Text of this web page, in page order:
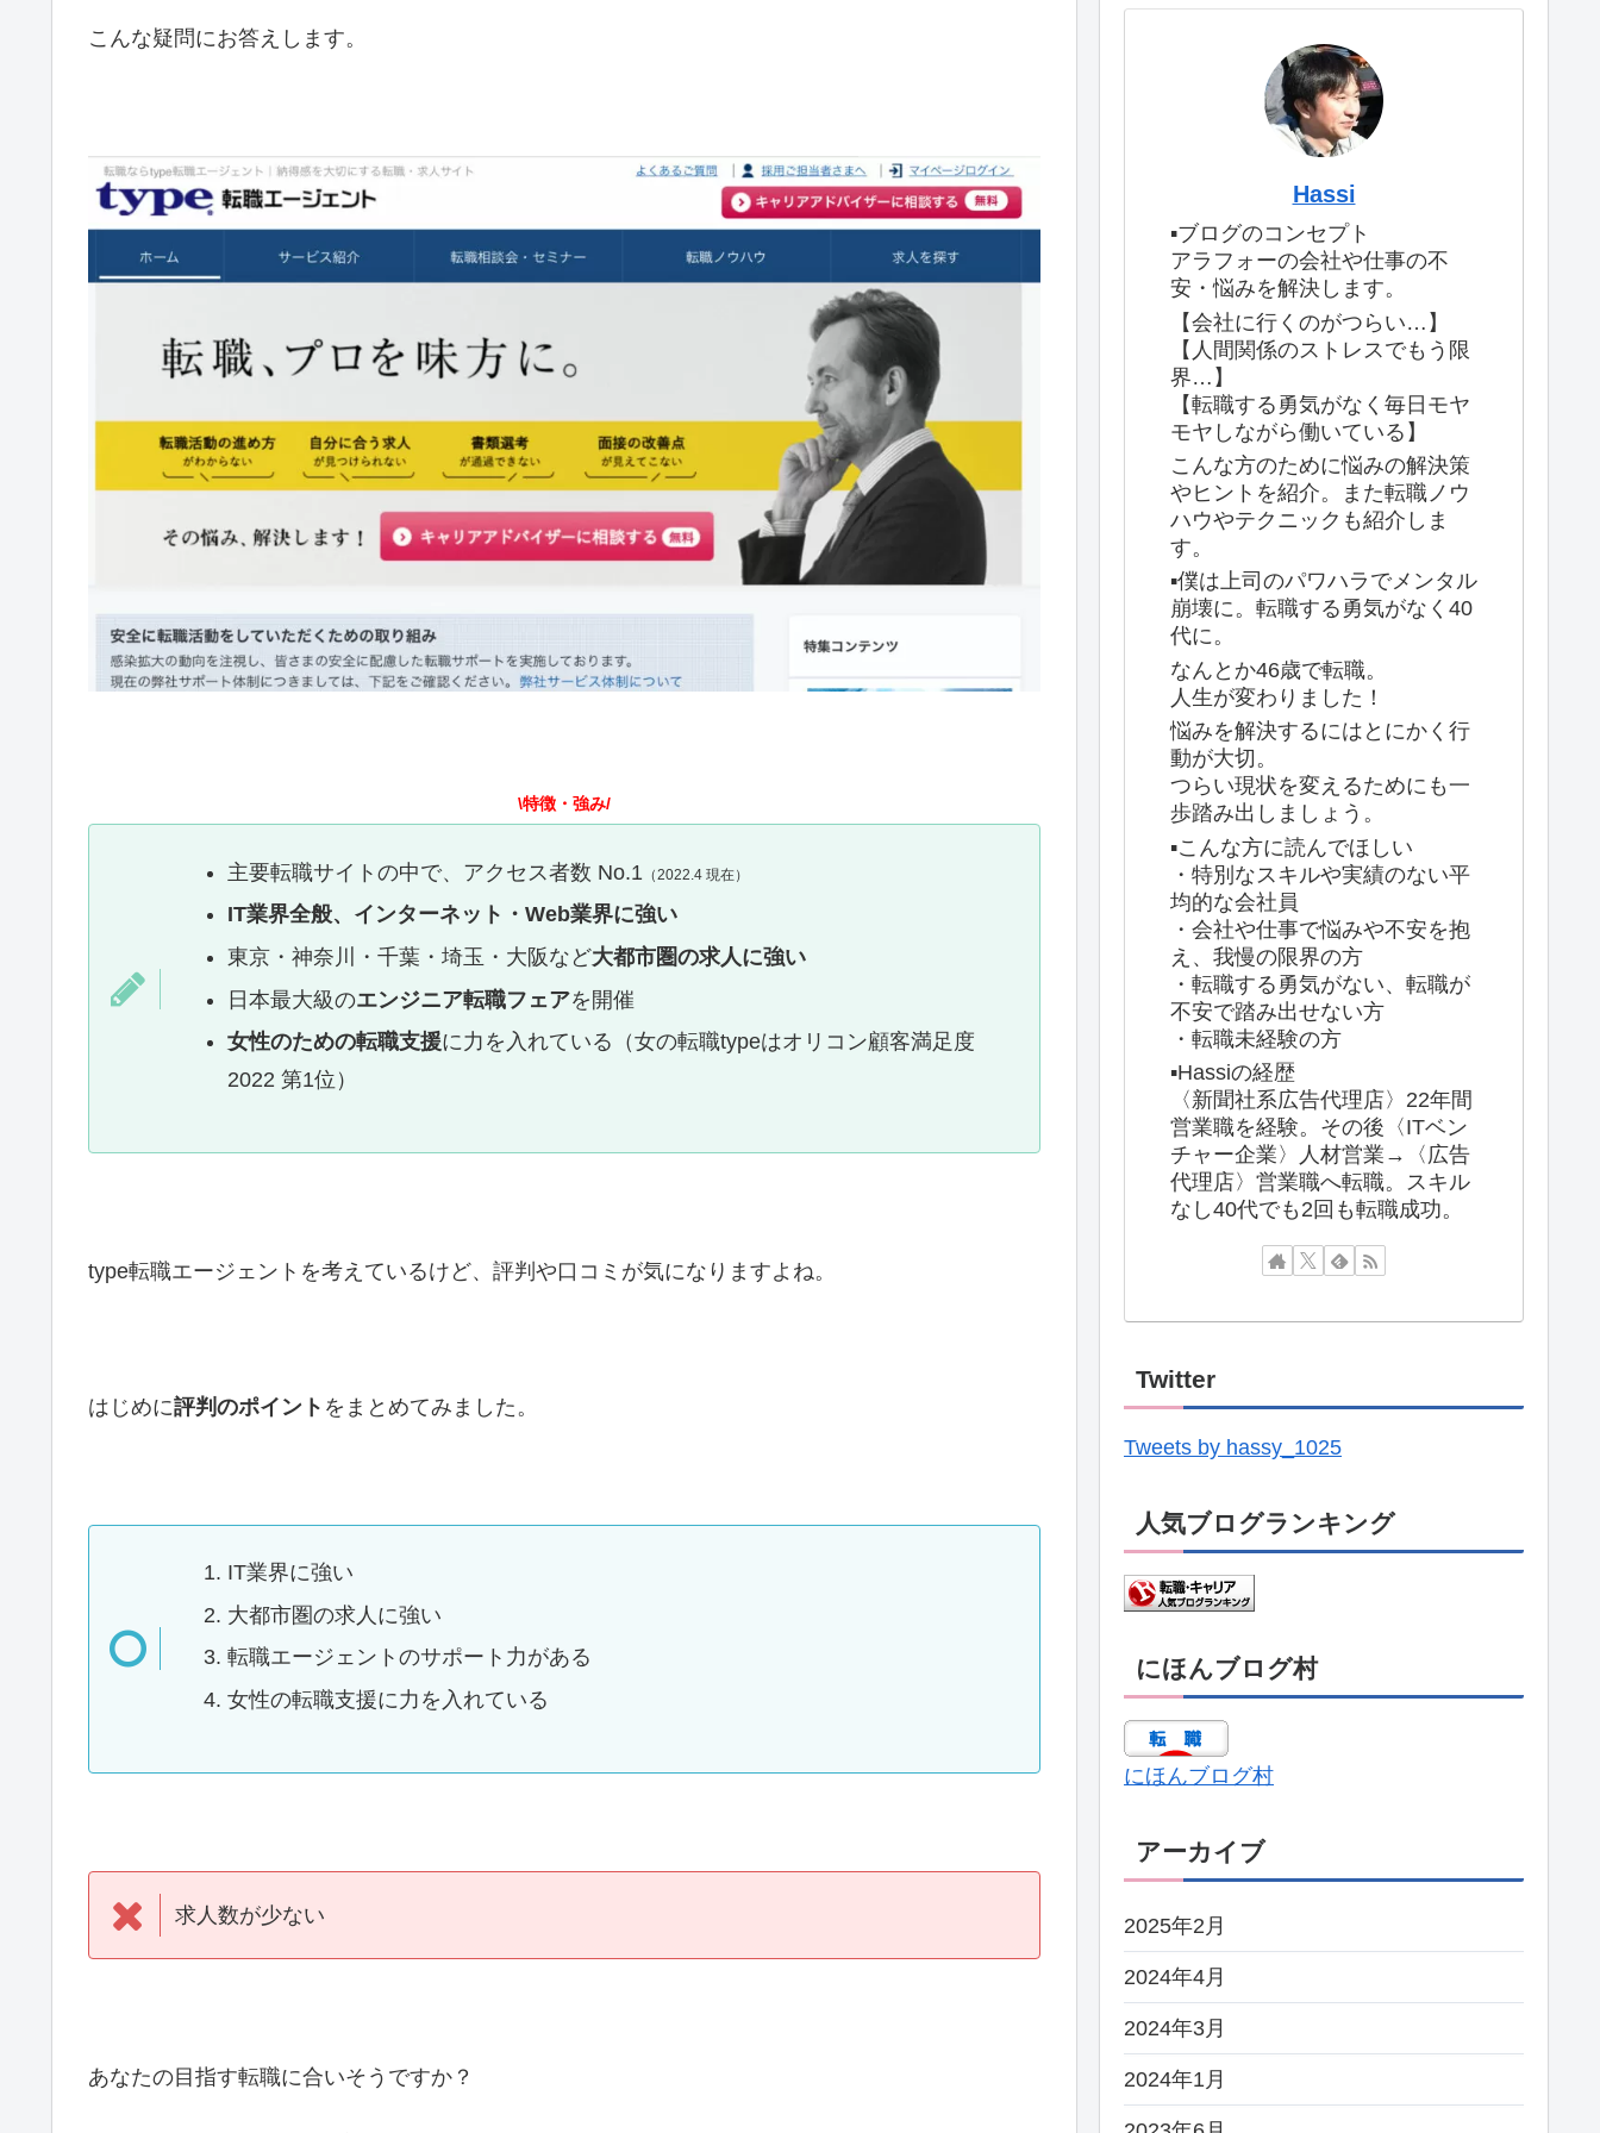
こんな疑問にお答えします。
\特徴・強み/
主要転職サイトの中で、アクセス者数 No.1（2022.4 現在）
IT業界全般、インターネット・Web業界に強い
東京・神奈川・千葉・埼玉・大阪など大都市圏の求人に強い
日本最大級のエンジニア転職フェアを開催
女性のための転職支援に力を入れている（女の転職typeはオリコン顧客満足度
2022 第1位）
type転職エージェントを考えているけど、評判や口コミが気になりますよね。
はじめに評判のポイント をまとめてみました。
IT業界に強い
大都市圏の求人に強い
転職エージェントのサポート力がある
女性の転職支援に力を入れている
求人数が少ない
あなたの目指す転職に合いそうですか？
Hassi
▪️ブログのコンセプト
アラフォーの会社や仕事の不
安・悩みを解決します。
【会社に行くのがつらい…】
【人間関係のストレスでもう限
界…】
【転職する勇気がなく毎日モヤ
モヤしながら働いている】
こんな方のために悩みの解決策
やヒントを紹介。また転職ノウ
ハウやテクニックも紹介しま
す。
▪️僕は上司のパワハラでメンタル
崩壊に。転職する勇気がなく40
代に。
なんとか46歳で転職。
人生が変わりました！
悩みを解決するにはとにかく行
動が大切。
つらい現状を変えるためにも一
歩踏み出しましょう。
▪️こんな方に読んでほしい
・特別なスキルや実績のない平
均的な会社員
・会社や仕事で悩みや不安を抱
え、我慢の限界の方
・転職する勇気がない、転職が
不安で踏み出せない方
・転職未経験の方
▪️Hassiの経歴
〈新聞社系広告代理店〉22年間
営業職を経験。その後〈ITベン
チャー企業〉人材営業→〈広告
代理店〉営業職へ転職。スキル
なし40代でも2回も転職成功。
Twitter
Tweets by hassy_1025
人気ブログランキング
にほんブログ村
にほんブログ村
アーカイブ
2025年2月
2024年4月
2024年3月
2024年1月